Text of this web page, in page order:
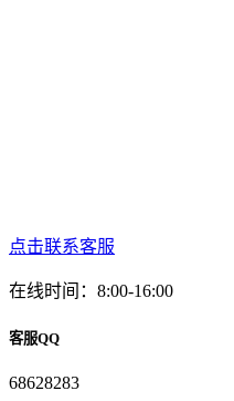
点击联系客服
在线时间：8:00-16:00
客服QQ
68628283